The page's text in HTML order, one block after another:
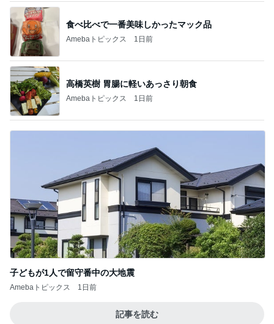
食べ比べで一番美味しかったマック品
Amebaトピックス 1日前
高橋英樹 胃腸に軽いあっさり朝食
Amebaトピックス 1日前
子どもが1人で留守番中の大地震
Amebaトピックス 1日前
記事を読む